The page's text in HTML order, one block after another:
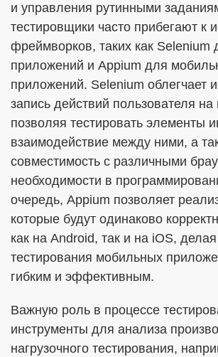
и управления рутинными
тестировщики часто прибегают к
фреймворков, таких как Selenium
приложений и Appium для
приложений. Selenium облегчает
запись действий пользователя на
позволяя тестировать элементы
взаимодействие между ними, а
совместимость с различными
необходимости в
очередь, Appium позволяет
которые будут одинаково
как на Android, так и на iOS,
тестирования мобильных
гибким и эффективным.
Важную роль в процессе
инструменты для анализа
нагрузочного тестирования,